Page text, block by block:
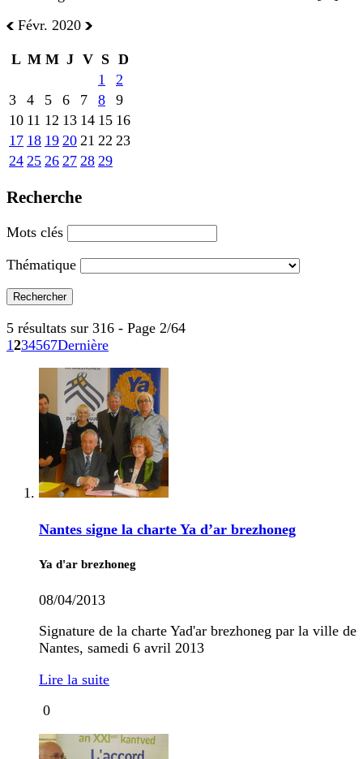
Févr. 2020
L M M J V S D
1
2
3
4 5 6 7 8
9
10 11 12 13 14 15 16
17 18 19 20 21 22 23
24 25 26 27 28 29
Recherche
Mots clés
Thématique
5 résultats sur 316 - Page 2/64
1234567Dernière
Nantes signe la charte Ya d’ar brezhoneg
Ya d'ar brezhoneg
08/04/2013
Signature de la charte Yad'ar brezhoneg par la ville de
Nantes, samedi 6 avril 2013
Lire la suite
0